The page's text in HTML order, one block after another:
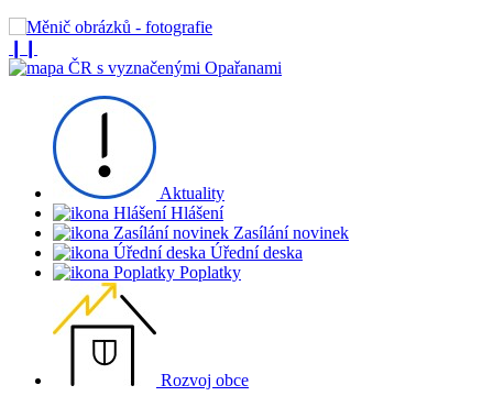
Aktuality
Hlášení
Zasílání novinek
Úřední deska
Poplatky
Rozvoj obce